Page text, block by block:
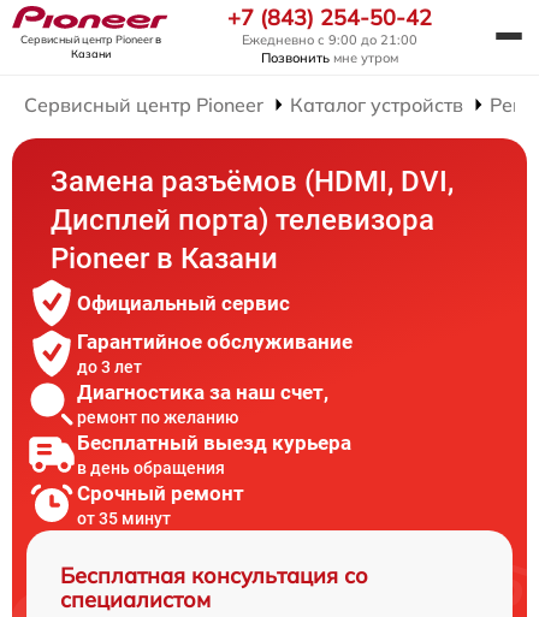
Сервисный центр Pioneerв
Казани
+7 (843) 254-50-42
Ежедневно с 9:00 до 21:00
Позвонить мне утром
Сервисный центр Pioneer Каталог устройств
Замена разъёмов (HDMI, DVI,
Дисплей порта) телевизора
Pioneer в Казани
Официальный сервис
Гарантийное обслуживание
до 3 лет
Диагностика за наш счет,
ремонт по желанию
Бесплатный выезд курьера
в день обращения
Срочный ремонт
от 35 минут
Бесплатная консультация со
специалистом